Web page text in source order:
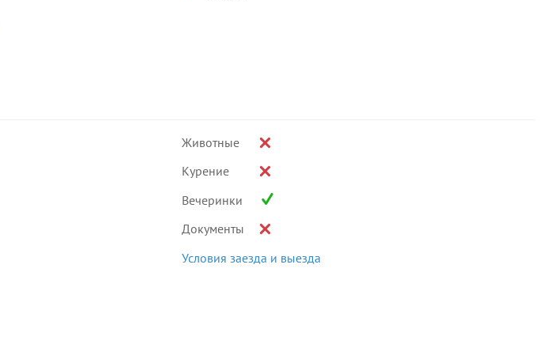
Животные
Курение
Вечеринки
Документы
Условия заезда и выезда